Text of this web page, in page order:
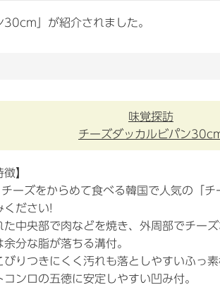
」が紹介されました。
味覚探訪
チーズダッカルビパン
】
ーズをからめて食べる韓国で人気の「
ください!
た中央部で肉などを焼き、外周部でチー
余分な脂が落ちる溝付。
びりつきにくく汚れも落としやすいふっ素
コンロの五徳に安定しやすい凹み付。